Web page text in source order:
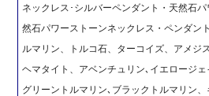
ネックレス･シルバーペンダント・天然石
然石パワーストーンネックレス・ペンダン
ルマリン、トルコ石、ターコイズ、アメジ
ヘマタイト、アベンチュリン､イエロージ
グリーントルマリン､ブラックトルマリン、